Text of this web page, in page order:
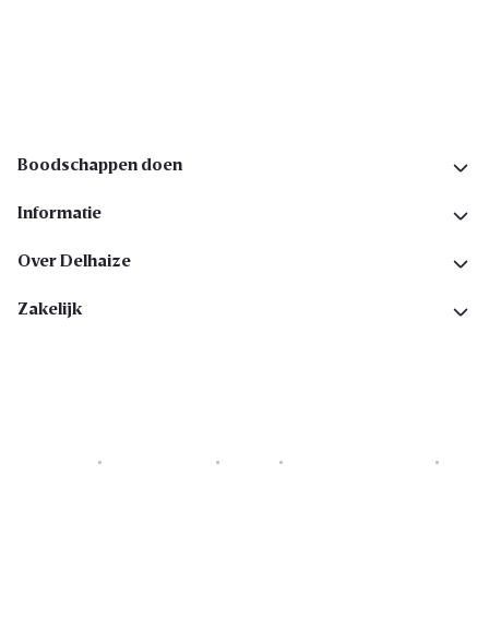
Boodschappen doen
Informatie
Over Delhaize
Zakelijk